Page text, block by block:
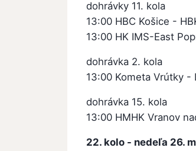
dohrávky 11. kola
13:00 HBC Košice -
13:00 HK IMS-East
dohrávka 2. kola
13:00 Kometa Vrútky -
dohrávka 15. kola
13:00 HMHK Vranov
22. kolo - nedeľa 26.